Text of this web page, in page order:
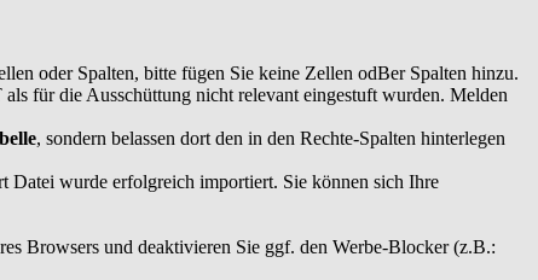
oder Spalten, bitte fügen Sie keine Zellen odBer Spalten hinzu.
für die Ausschüttung nicht relevant eingestuft wurden. Melden
, sondern belassen dort den in den Rechte-Spalten hinterlegen
Datei wurde erfolgreich importiert. Sie können sich Ihre
Browsers und deaktivieren Sie ggf. den Werbe-Blocker (z.B.: